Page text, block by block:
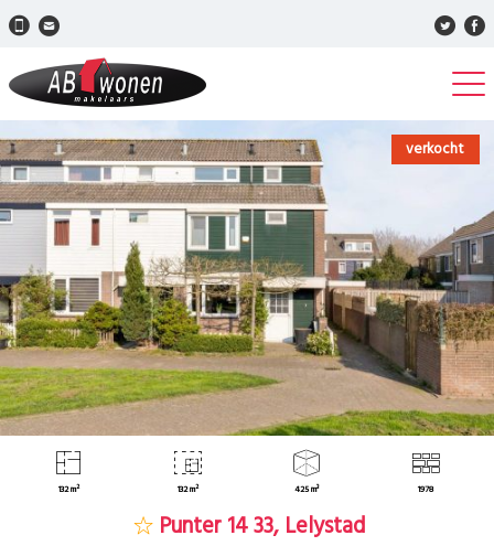
verkocht
132 m² 132 m² 425 m³ 1978
Punter 14 33, Lelystad